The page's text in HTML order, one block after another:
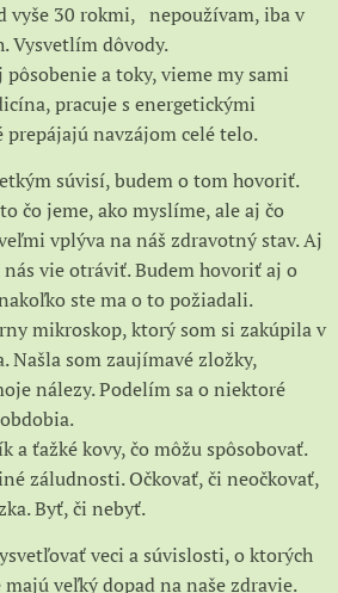
vyše 30 rokmi, nepoužívam, iba v
Vysvetlím dôvody.
pôsobenie a toky, vieme my sami
pracuje s energetickými
navzájom celé telo.
súvisí, budem o tom hovoriť.
čo jeme, ako myslíme, ale aj čo
vplýva na náš zdravotný stav. Aj
vie otráviť. Budem hovoriť aj o
ste ma o to požiadali.
mikroskop, ktorý som si zakúpila v
Našla som zaujímavé zložky,
nálezy. Podelím sa o niektoré
a ťažké kovy, čo môžu spôsobovať.
záludnosti. Očkovať, či neočkovať,
Byť, či nebyť.
veci a súvislosti, o ktorých
veľký dopad na naše zdravie.